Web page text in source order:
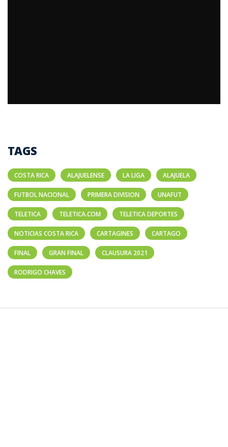
TAGS
COSTA RICA ALAJUELENSE LA LIGA ALAJUELA
FUTBOL NACIONAL PRIMERA DIVISION UNAFUT
TELETICA TELETICA.COM TELETICA DEPORTES
NOTICIAS COSTA RICA CARTAGINES CARTAGO
FINAL GRAN FINAL CLAUSURA 2021
RODRIGO CHAVES